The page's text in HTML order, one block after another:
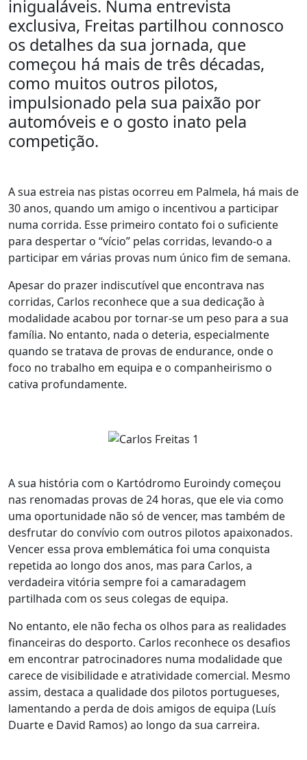
inigualáveis. Numa entrevista
exclusiva, Freitas partilhou connosco
os detalhes da sua jornada, que
começou há mais de três décadas,
como muitos outros pilotos,
impulsionado pela sua paixão por
automóveis e o gosto inato pela
competição.
A sua estreia nas pistas ocorreu em Palmela, há mais de
30 anos, quando um amigo o incentivou a participar
numa corrida. Esse primeiro contato foi o suficiente
para despertar o “vício” pelas corridas, levando-o a
participar em várias provas num único fim de semana.
Apesar do prazer indiscutível que encontrava nas
corridas, Carlos reconhece que a sua dedicação à
modalidade acabou por tornar-se um peso para a sua
família. No entanto, nada o deteria, especialmente
quando se tratava de provas de endurance, onde o
foco no trabalho em equipa e o companheirismo o
cativa profundamente.
A sua história com o Kartódromo Euroindy começou
nas renomadas provas de 24 horas, que ele via como
uma oportunidade não só de vencer, mas também de
desfrutar do convívio com outros pilotos apaixonados.
Vencer essa prova emblemática foi uma conquista
repetida ao longo dos anos, mas para Carlos, a
verdadeira vitória sempre foi a camaradagem
partilhada com os seus colegas de equipa.
No entanto, ele não fecha os olhos para as realidades
financeiras do desporto. Carlos reconhece os desafios
em encontrar patrocinadores numa modalidade que
carece de visibilidade e atratividade comercial. Mesmo
assim, destaca a qualidade dos pilotos portugueses,
lamentando a perda de dois amigos de equipa (Luís
Duarte e David Ramos) ao longo da sua carreira.